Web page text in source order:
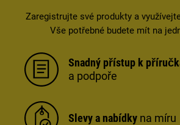
Zaregistrujte své produkty a
Vše potřebné budete mít na
Snadný přístup k
a podpoře
Slevy a nabídky na míru